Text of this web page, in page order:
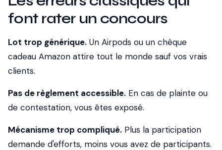
font rater un concours
Lot trop générique. Un Airpods ou un chèque
cadeau Amazon attire tout le monde sauf vos vrais
clients.
Pas de règlement accessible. En cas de plainte ou
de contestation, vous êtes exposé.
Mécanisme trop compliqué. Plus la participation
demande d'efforts, moins vous avez de participants.